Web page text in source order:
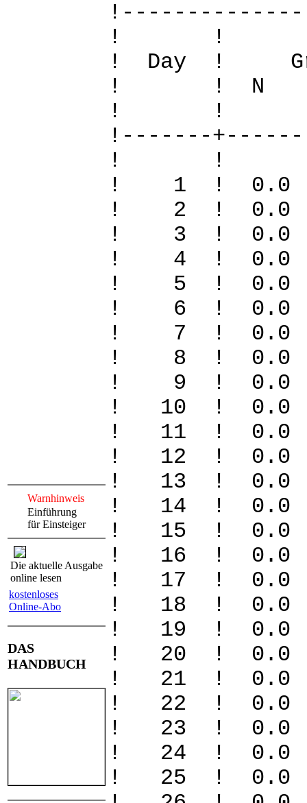
Warnhinweis
Einführung
für Einsteiger
Die aktuelle Ausgabe
online lesen
kostenloses
Online-Abo
DAS
HANDBUCH
!
! Day !
! ! N S
!
!-------
!
! 1 !
! 2 !
! 3 !
! 4 ! 0.0
! 5 ! 0.0
! 6 ! 0.0
! 7 ! 0.0
! 8 ! 0.0
! 9 ! 0.0
! 10 !
! 11 !
! 12 !
! 13 !
! 14 !
! 15 !
! 16 !
! 17 !
! 18 !
! 19 !
! 20 !
! 21 !
! 22 !
! 23 !
! 24 !
! 25 !